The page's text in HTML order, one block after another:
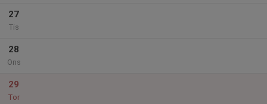
27
Tis
28
Ons
29
Tor